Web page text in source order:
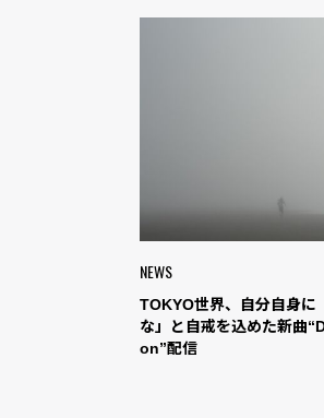
NEWS
TOKYO世界、自分自身に
な」と自戒を込めた新曲
on”配信